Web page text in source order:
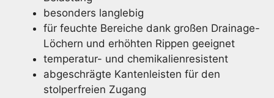
besonders langlebig
für feuchte Bereiche dank großen Drainage-
Löchern und erhöhten Rippen geeignet
temperatur- und chemikalienresistent
abgeschrägte Kantenleisten für den
stolperfreien Zugang